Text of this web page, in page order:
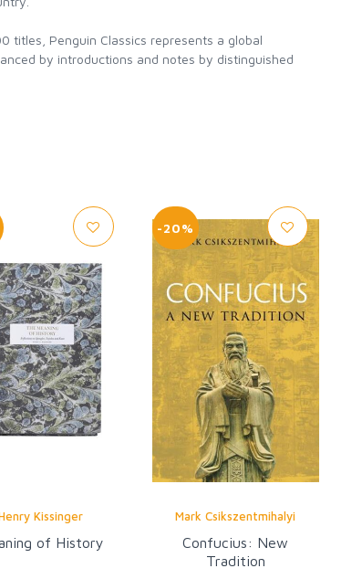
titles, Penguin Classics represents a global
by introductions and notes by distinguished
Kissinger
of History
-20%
Mark Csikszentmihalyi
Confucius: New
Tradition